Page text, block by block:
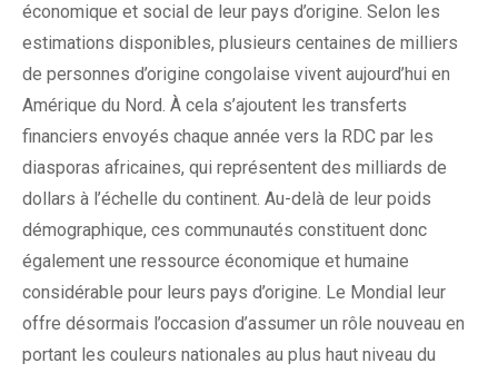
économique et social de leur pays d’origine. Selon les
estimations disponibles, plusieurs centaines de milliers
de personnes d’origine congolaise vivent aujourd’hui en
Amérique du Nord. À cela s’ajoutent les transferts
financiers envoyés chaque année vers la RDC par les
diasporas africaines, qui représentent des milliards de
dollars à l’échelle du continent. Au-delà de leur poids
démographique, ces communautés constituent donc
également une ressource économique et humaine
considérable pour leurs pays d’origine. Le Mondial leur
offre désormais l’occasion d’assumer un rôle nouveau en
portant les couleurs nationales au plus haut niveau du